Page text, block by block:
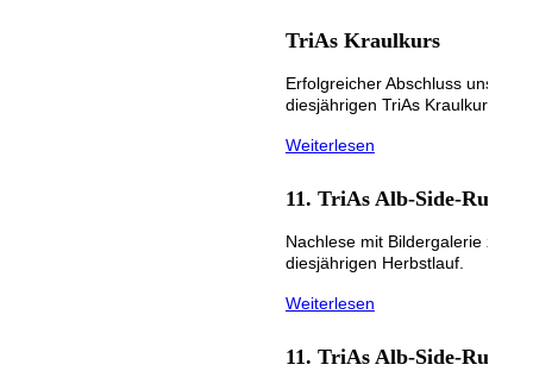
TriAs Kraulkurs
Erfolgreicher Abschluss unseres
diesjährigen TriAs Kraulkur
Weiterlesen
11. TriAs Alb-Side-Run
Nachlese mit Bildergalerie zu
diesjährigen Herbstlauf.
Weiterlesen
11. TriAs Alb-Side-Run